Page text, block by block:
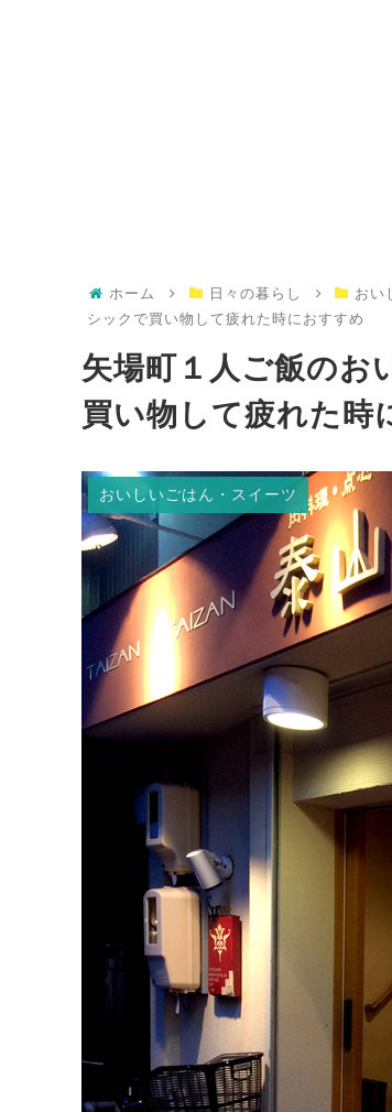
ホーム 日々の暮らし おい
シックで買い物して疲れた時におすすめ
矢場町１人ご飯のお
買い物して疲れた時
おいしいごはん・スイーツ